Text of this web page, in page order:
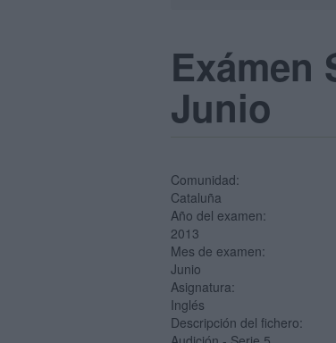
Exámen
Junio
Comunidad:
Cataluña
Año del examen:
2013
Mes de examen:
Junio
Asignatura:
Inglés
Descripción del fichero: